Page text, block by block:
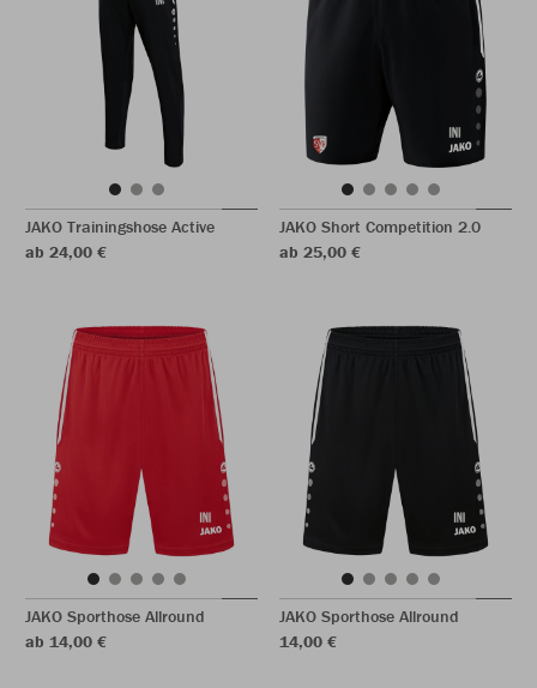
JAKO Trainingshose Active
ab 24,00 €
JAKO Short Competition 2.0
ab 25,00 €
JAKO Sporthose Allround
ab 14,00 €
JAKO Sporthose Allround
14,00 €